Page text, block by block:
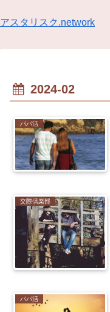
アスタリスク.network
2024-02
パパ活
交際倶楽部
パパ活